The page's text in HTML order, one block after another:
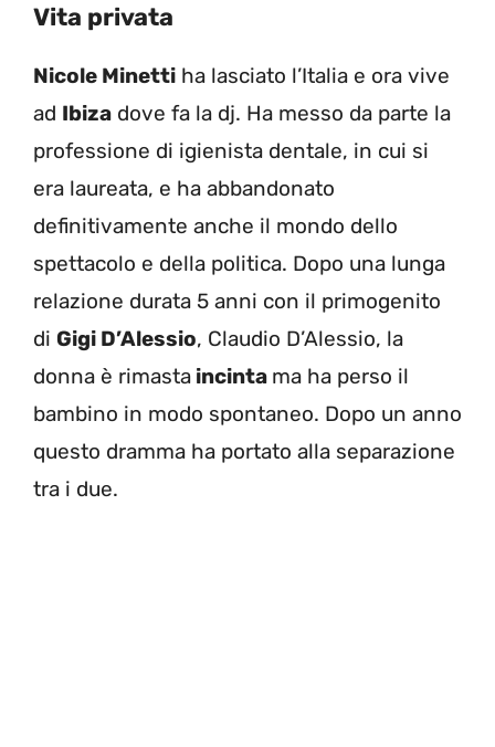
Vita privata
Nicole Minetti ha lasciato l’Italia e ora vive
ad Ibiza dove fa la dj. Ha messo da parte la
professione di igienista dentale, in cui si
era laureata, e ha abbandonato
definitivamente anche il mondo dello
spettacolo e della politica. Dopo una lunga
relazione durata 5 anni con il primogenito
di Gigi D’Alessio, Claudio D’Alessio, la
donna è rimasta incinta ma ha perso il
bambino in modo spontaneo. Dopo un anno
questo dramma ha portato alla separazione
tra i due.